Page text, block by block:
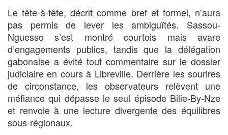
Le tête-à-tête, décrit comme bref et formel, n’aura
pas permis de lever les ambiguïtés. Sassou-
Nguesso s’est montré courtois mais avare
d’engagements publics, tandis que la délégation
gabonaise a évité tout commentaire sur le dossier
judiciaire en cours à Libreville. Derrière les sourires
de circonstance, les observateurs relèvent une
méfiance qui dépasse le seul épisode Bilie-By-Nze
et renvoie à une lecture divergente des équilibres
sous-régionaux.